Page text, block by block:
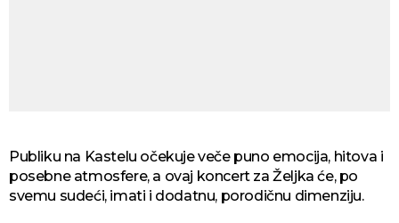
Publiku na Kastelu očekuje veče puno emocija, hitova i
posebne atmosfere, a ovaj koncert za Željka će, po
svemu sudeći, imati i dodatnu, porodičnu dimenziju.